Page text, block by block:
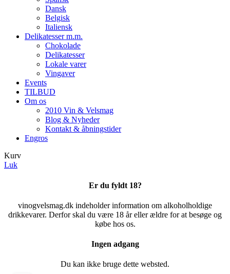
Dansk
Belgisk
Italiensk
Delikatesser m.m.
Chokolade
Delikatesser
Lokale varer
Vingaver
Events
TILBUD
Om os
2010 Vin & Velsmag
Blog & Nyheder
Kontakt & åbningstider
Engros
Kurv
Luk
Er du fyldt 18?
vinogvelsmag.dk indeholder information om alkoholholdige
drikkevarer. Derfor skal du være 18 år eller ældre for at besøge og
købe hos os.
Ingen adgang
Du kan ikke bruge dette websted.